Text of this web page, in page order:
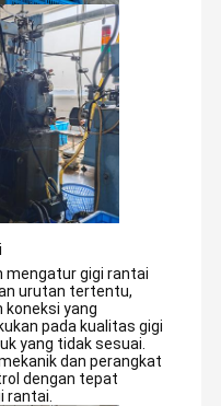
mengatur gigi rantai
urutan tertentu,
yang
pada kualitas gigi
yang tidak sesuai.
dan perangkat
dengan tepat
rantai.